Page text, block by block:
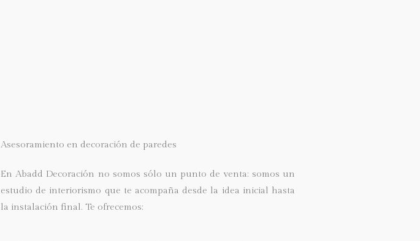
Asesoramiento en decoración de paredes
EnAbadd Decoración no somos sólo un punto de venta: somos un
estudio de interiorismo que te acompaña desde la idea inicial hasta
la instalación final. Te ofrecemos: